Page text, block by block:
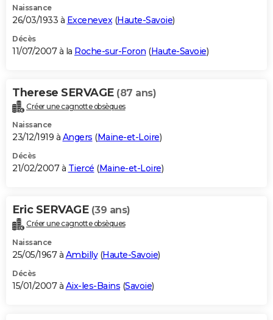
Naissance
26/03/1933 à Excenevex (Haute-Savoie)
Décès
11/07/2007 à la Roche-sur-Foron (Haute-Savoie)
Therese SERVAGE (87 ans)
Créer une cagnotte obsèques
Naissance
23/12/1919 à Angers (Maine-et-Loire)
Décès
21/02/2007 à Tiercé (Maine-et-Loire)
Eric SERVAGE (39 ans)
Créer une cagnotte obsèques
Naissance
25/05/1967 à Ambilly(Haute-Savoie)
Décès
15/01/2007 à Aix-les-Bains (Savoie)